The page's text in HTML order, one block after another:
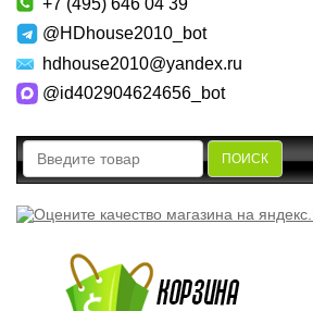
+7 (495) 646 04 39
@HDhouse2010_bot
hdhouse2010@yandex.ru
@id402904624656_bot
ПОИСК